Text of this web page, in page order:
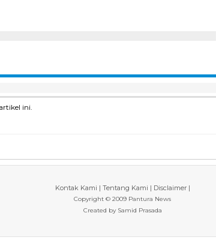
ini.
Kontak Kami | Tentang Kami | Disclaimer|
Copyright © 2009 Pantura News
Created by Samid Prasada